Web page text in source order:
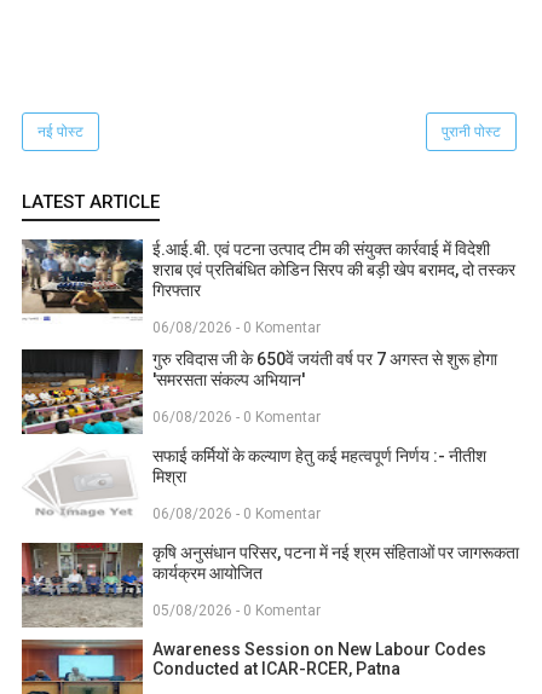
नई पोस्ट पुरानी पोस्ट
LATEST ARTICLE
ई.आई.बी. एवं पटना उत्पाद टीम की संयुक्त कार्रवाई में विदेशी
शराब एवं प्रतिबंधित कोडिन सिरप की बड़ी खेप बरामद, दो तस्कर
गिरफ्तार
06/08/2026 - 0 Komentar
गुरु रविदास जी के 650वें जयंती वर्ष पर 7 अगस्त से शुरू होगा
'समरसता संकल्प अभियान'
06/08/2026 - 0 Komentar
सफाई कर्मियों के कल्याण हेतु कई महत्वपूर्ण निर्णय :- नीतीश
मिश्रा
06/08/2026 - 0 Komentar
कृषि अनुसंधान परिसर, पटना में नई श्रम संहिताओं पर जागरूकता
कार्यक्रम आयोजित
05/08/2026 - 0 Komentar
Awareness Session on New Labour Codes
Conducted at ICAR-RCER, Patna